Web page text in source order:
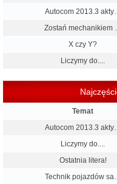
Autocom 2013.3 akty…
Zostań mechanikiem …
X czy Y?
Liczymy do....
Temat
Autocom 2013.3 akty…
Liczymy do....
Ostatnia litera!
Technik pojazdów sa…